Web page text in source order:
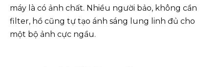
máy là có ảnh chất. Nhiều người bảo, không cần
filter, hồ cũng tự tạo ánh sáng lung linh đủ cho
một bộ ảnh cực ngầu.